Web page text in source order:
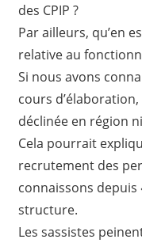
des CPIP ?
Par ailleurs, qu’en
relative au
Si nous avons
cours d’élaboration,
déclinée en région
Cela pourrait
recrutement des
connaissons depuis
structure.
Les sassistes